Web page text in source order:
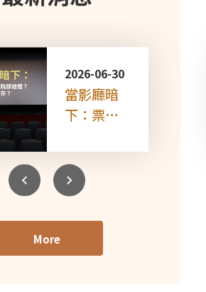
2026-06-30
當影廳暗
下：票房
院卻熄
燈？電影
院如何生
存？
More